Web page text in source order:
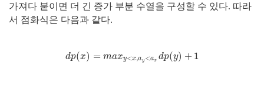
가져다 붙이면 더 긴 증가 부분 수열을 구성할 수 있다. 따라
서 점화식은 다음과 같다.
dp(x) = maxy<x,ay <ax dp(y) + 1
dp(x )= maxy<x,ay <ax dp(y)+ 1